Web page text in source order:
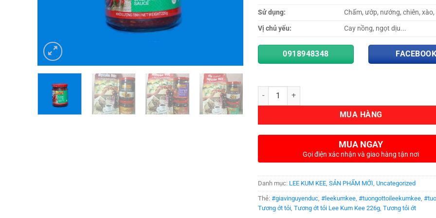
Sử dụng:
Chấm, ướp, nướng, chiên,
Vị chủ yếu:
Cay nồng, ngọt dịu...
0918948348
Số lượng
MUA HÀNG
MUA NGAY
Gọi điện xác nhận và giao hàng tận nơi
Danh mục: LEE KUM KEE ,SẢN PHẨM MỚI ,Uncategorized
Thẻ:#giavinguyenduc ,#leekumkee ,#tuongottoileekumkee ,
Tương ớt tỏi ,Tương ớt tỏi Lee Kum Kee 226g ,Tương tỏi ớt